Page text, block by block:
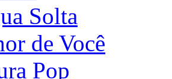
Solta
de Você
Pop